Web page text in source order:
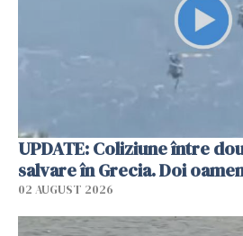
UPDATE: Coliziune între
salvare în Grecia. Doi
02 AUGUST 2026